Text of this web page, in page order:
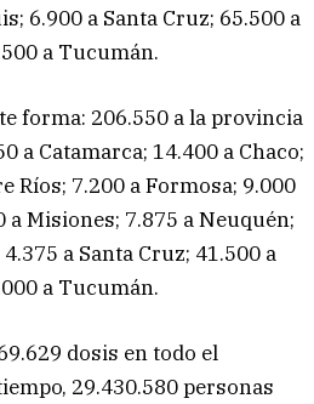
6.900 a Santa Cruz; 65.500 a
a Tucumán.
forma: 206.550 a la provincia
a Catamarca; 14.400 a Chaco;
Ríos; 7.200 a Formosa; 9.000
a Misiones; 7.875 a Neuquén;
a Santa Cruz; 41.500 a
a Tucumán.
dosis en todo el
29.430.580 personas